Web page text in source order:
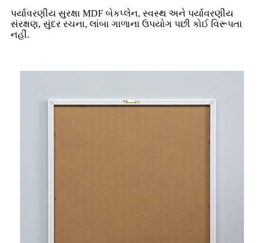
પર્યાવરણીય સુરક્ષા MDF બેકપ્લેન, સ્વસ્થ અને પર્યાવરણીય
સંરક્ષણ, સુંદર રચના, લાંબા ગાળાના ઉપયોગ પછી કોઈ વિરૂપતા
નહીં.